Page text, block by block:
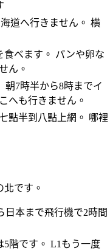
道へ行きません。 横
食べます。 パンや卵な
ん。
朝7時半から8時までイ
へも行きません。
點半到八點上網。 哪裡
北です。
本まで飛行機で2時間
5階です。 L1もう一度